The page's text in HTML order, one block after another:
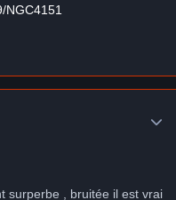
NGC4151
surperbe , bruitée il est vrai